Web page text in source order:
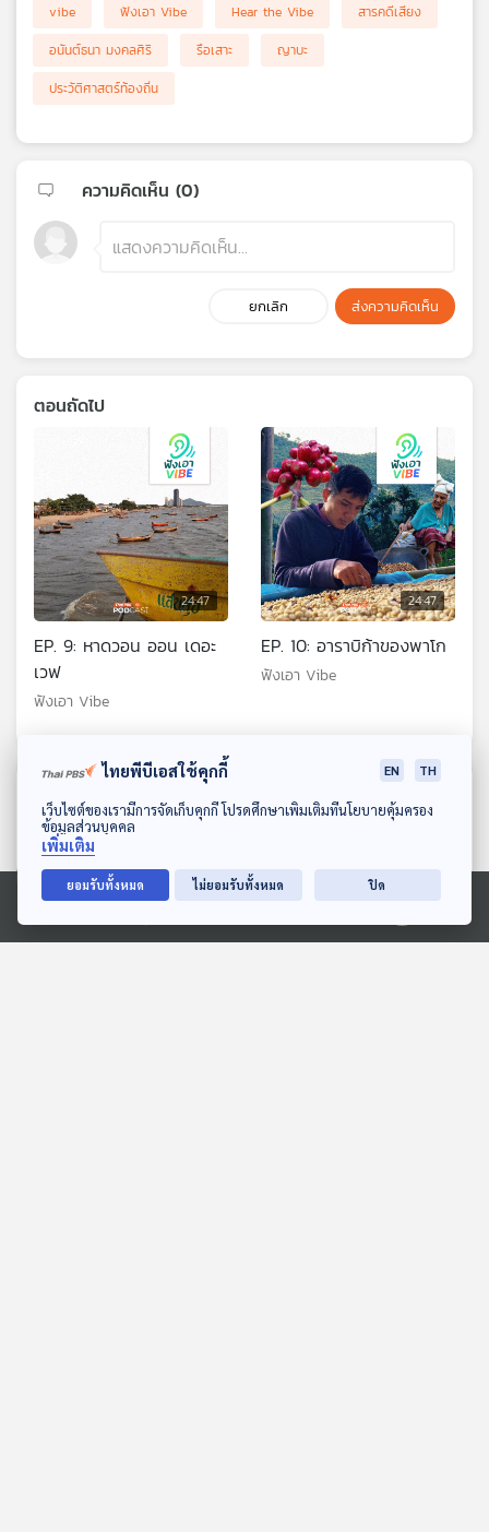
ดาวน์โหลด Thai PBS Podcast Application
Ⓒ 2020 องค์การกระจายเสียงและแพร่ภาพสาธารณะแห่งประเทศไทย
vibe
ฟังเอา Vibe Hear the Vibe
สารคดีเสียง
อนันต์ธนา มงคลศิริ
รือเสาะ
ญาบะ
ประวัติศาสตร์ท้องถิ่น
ความคิดเห็น (0)
ยกเลิก ส่งความคิดเห็น
ตอนถัดไป
24:47
EP. 9: หาดวอน ออน เดอะ
เวฟ
ฟังเอา Vibe
24:47
EP. 10: อาราบิก้าของพาโก
ฟังเอา Vibe
ไทยพีบีเอสใช้คุกกี้ EN TH
เว็บไซต์ของเรามีการจัดเก็บคุกกี้ โปรดศึกษาเพิ่มเติมที่นโยบายคุ้มครอง
ข้อมูลส่วนบุคคล
เพิ่มเติม
ยอมรับทั้งหมด ไม่ยอมรับทั้งหมด ปิด